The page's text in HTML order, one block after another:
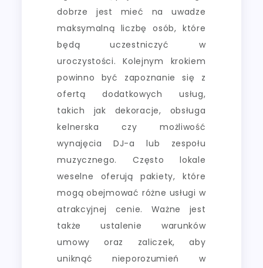
dobrze jest mieć na uwadze
maksymalną liczbę osób, które
będą uczestniczyć w
uroczystości. Kolejnym krokiem
powinno być zapoznanie się z
ofertą dodatkowych usług,
takich jak dekoracje, obsługa
kelnerska czy możliwość
wynajęcia DJ-a lub zespołu
muzycznego. Często lokale
weselne oferują pakiety, które
mogą obejmować różne usługi w
atrakcyjnej cenie. Ważne jest
także ustalenie warunków
umowy oraz zaliczek, aby
uniknąć nieporozumień w